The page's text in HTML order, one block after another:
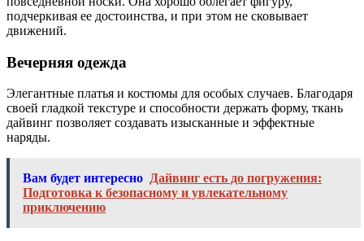
подчеркивая ее достоинства, и при этом не сковывает
движений.
Вечерняя одежда
Элегантные платья и костюмы для особых случаев. Благодаря
своей гладкой текстуре и способности держать форму, ткань
дайвинг позволяет создавать изысканные и эффектные
наряды.
Вам будет интересно Дайвинг есть до погружения:
Подготовка к безопасному и увлекательному
приключению